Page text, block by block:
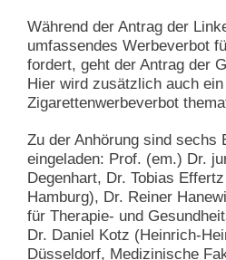
Während der Antrag der
umfassendes Werbeverbot
fordert, geht der Antrag der
Hier wird zusätzlich auch
Zigarettenwerbeverbot
Zu der Anhörung sind sechs
eingeladen: Prof. (em.) Dr.
Degenhart, Dr. Tobias
Hamburg), Dr. Reiner
für Therapie- und
Dr. Daniel Kotz (Heinrich-
Düsseldorf, Medizinische